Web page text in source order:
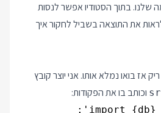
שלנו. בתוך הסטודיו אפשר לנסות
את התוצאה בשביל לחקור איך
אז בואו נמלא אותו. אני יוצר קובץ
וכותב בו את הפקודות: